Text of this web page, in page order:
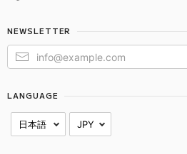
NEWSLETTER
LANGUAGE